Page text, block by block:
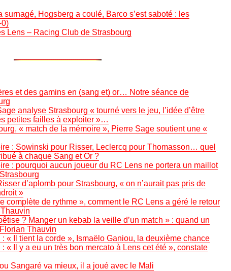
surnagé, Hogsberg a coulé, Barco s’est saboté : les
0)
Lens – Racing Club de Strasbourg
et des gamins en (sang et) or… Notre séance de
analyse Strasbourg « tourné vers le jeu, l’idée d’être
petites failles à exploiter »…
« match de la mémoire », Pierre Sage soutient une «
: Sowinski pour Risser, Leclercq pour Thomasson… quel
à chaque Sang et Or ?
: pourquoi aucun joueur du RC Lens ne portera un maillot
d’aplomb pour Strasbourg, « on n’aurait pas pris de
»
complète de rythme », comment le RC Lens a géré le retour
? Manger un kebab la veille d’un match » : quand un
Thauvin
: « Il tient la corde », Ismaëlo Ganiou, la deuxième chance
« Il y a eu un très bon mercato à Lens cet été », constate
Sangaré va mieux, il a joué avec le Mali